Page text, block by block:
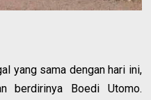
yang sama dengan hari ini,
berdirinya Boedi Utomo.